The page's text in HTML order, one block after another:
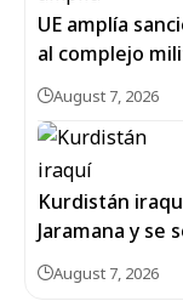
UE amplía
al complejo
August 7, 2026
Kurdistán
Jaramana y se
August 7, 2026